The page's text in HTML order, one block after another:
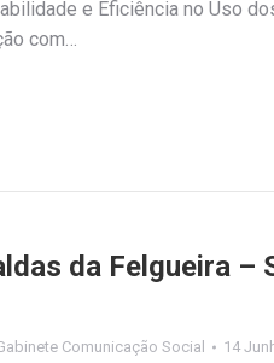
e Eficiência no Uso
com…
da Felgueira –
Comunicação Social 14